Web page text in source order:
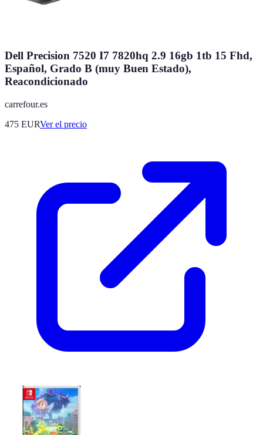
Dell Precision 7520 I7 7820hq 2.9 16gb 1tb 15 Fhd,
Español, Grado B (muy Buen Estado),
Reacondicionado
carrefour.es
475 EURVer el precio